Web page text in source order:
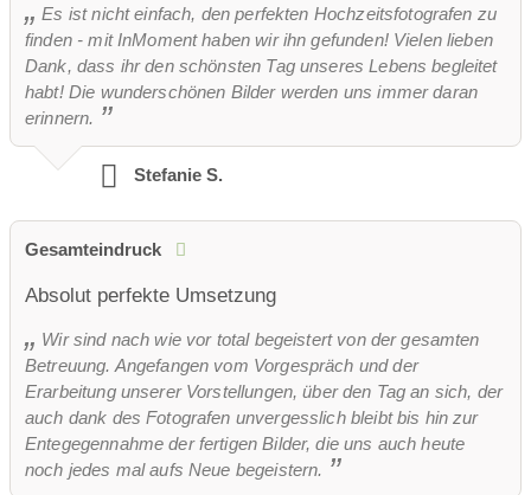
Es ist nicht einfach, den perfekten Hochzeitsfotografen zu
finden - mit InMoment haben wir ihn gefunden! Vielen lieben
Dank, dass ihr den schönsten Tag unseres Lebens begleitet
habt! Die wunderschönen Bilder werden uns immer daran
erinnern.
Stefanie S.
Gesamteindruck
Absolut perfekte Umsetzung
Wir sind nach wie vor total begeistert von der gesamten
Betreuung. Angefangen vom Vorgespräch und der
Erarbeitung unserer Vorstellungen, über den Tag an sich, der
auch dank des Fotografen unvergesslich bleibt bis hin zur
Entegegennahme der fertigen Bilder, die uns auch heute
noch jedes mal aufs Neue begeistern.